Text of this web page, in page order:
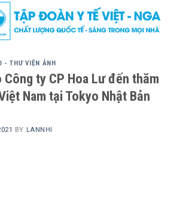
- THƯ VIỆN ẢNH
Công ty CP Hoa Lư đến thăm
Nam tại Tokyo Nhật Bản
BY LANNHI